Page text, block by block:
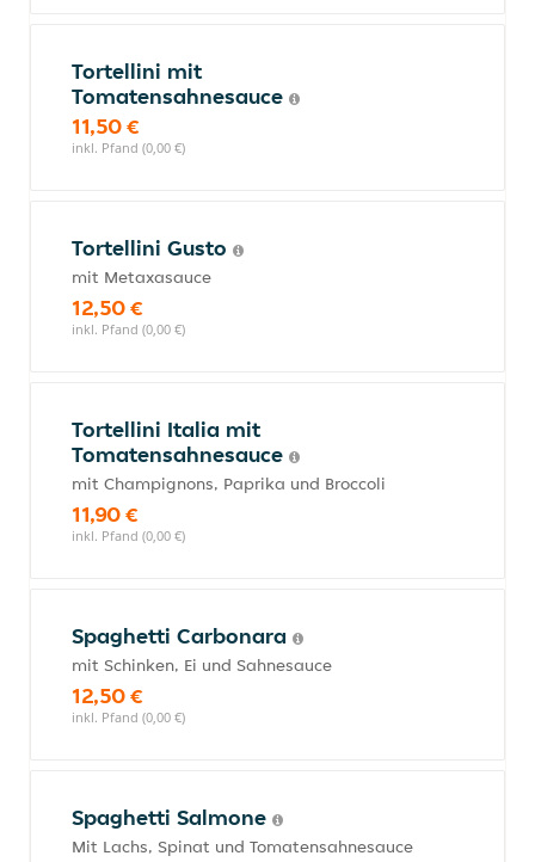
Tortellini mit
Tomatensahnesauce
11,50 €
inkl. Pfand (0,00 €)
Tortellini Gusto
mit Metaxasauce
12,50 €
inkl. Pfand (0,00 €)
Tortellini Italia mit
Tomatensahnesauce
mit Champignons, Paprika und Broccoli
11,90 €
inkl. Pfand (0,00 €)
Spaghetti Carbonara
mit Schinken, Ei und Sahnesauce
12,50 €
inkl. Pfand (0,00 €)
Spaghetti Salmone
Mit Lachs, Spinat und Tomatensahnesauce